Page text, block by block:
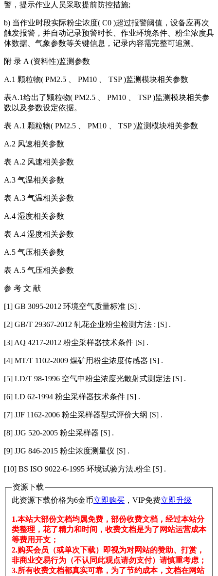
警，提示作业人员采取提前防控措施;
b) 当作业时段实际粉尘浓度( C0 )超过报警阈值，设备应再次
触发报警，并自动记录预警时长、作业环境条件、粉尘浓度具
体数据、气象参数等关键信息，记录内容需完整可追溯。
附 录 A (资料性)监测参数
A.1 颗粒物( PM2.5 、 PM10 、 TSP )监测模块相关参数
表A.1给出了颗粒物( PM2.5 、 PM10 、 TSP )监测模块相关参
数以及参数设定依据。
表 A.1 颗粒物( PM2.5 、 PM10 、 TSP )监测模块相关参数
A.2 风速相关参数
表 A.2 风速相关参数
A.3 气温相关参数
表 A.3 气温相关参数
A.4 湿度相关参数
表 A.4 湿度相关参数
A.5 气压相关参数
表 A.5 气压相关参数
参 考 文 献
[1] GB 3095-2012 环境空气质量标准 [S] .
[2] GB/T 29367-2012 轧花企业粉尘检测方法 : [S] .
[3] AQ 4217-2012 粉尘采样器技术条件 [S] .
[4] MT/T 1102-2009 煤矿用粉尘浓度传感器 [S] .
[5] LD/T 98-1996 空气中粉尘浓度光散射式测定法 [S] .
[6] LD 62-1994 粉尘采样器技术条件 [S] .
[7] JJF 1162-2006 粉尘采样器型式评价大纲 [S] .
[8] JJG 520-2005 粉尘采样器 [S] .
[9] JJG 846-2015 粉尘浓度测量仪 [S] .
[10] BS ISO 9022-6-1995 环境试验方法.粉尘 [S] .
资源下载
此资源下载价格为6金币立即购买 ，VIP免费立即升级
1.本站大部份文档均属免费，部份收费文档，经过本站分
类整理，花了精力和时间，收费文档是为了网站运营成本
等费用开支；
2.购买会员（或单次下载）即视为对网站的赞助、打赏，
非商业交易行为（不认同此观点请勿支付）请慎重考虑；
3.所有收费文档都真实可靠，为了节约成本，文档在网站